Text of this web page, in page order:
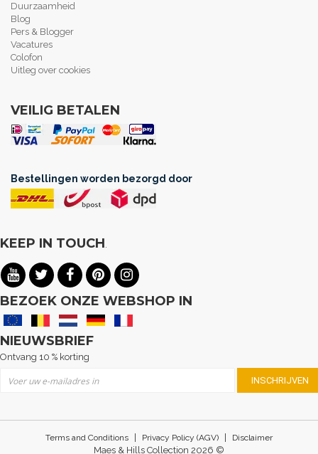
Duurzaamheid
Blog
Pers & Blogger
Vacatures
Colofon
Uitleg over cookies
VEILIG BETALEN
Bestellingen worden bezorgd door
KEEP IN TOUCH.
BEZOEK ONZE WEBSHOP IN
NIEUWSBRIEF
Ontvang 10 % korting
INSCHRIJVEN
Terms and Conditions Privacy Policy (AGV) Disclaimer
Maes & Hills Collection 2026 ©